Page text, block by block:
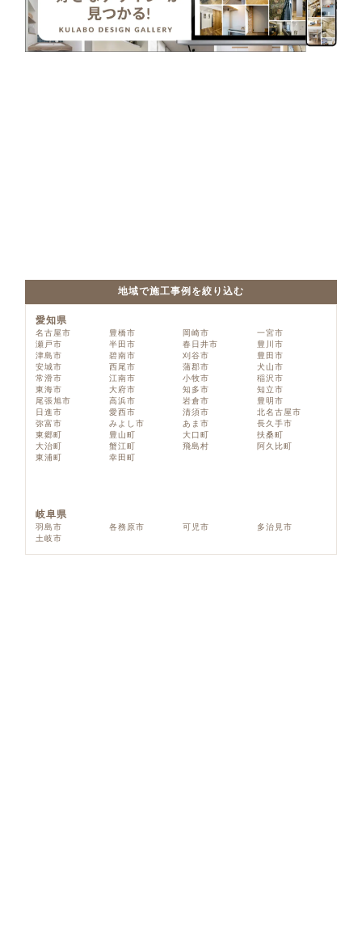
地域で施工事例を絞り込む
愛知県
名古屋市 豊橋市 岡崎市
一宮市
瀬戸市
半田市 春日井市
豊川市
津島市
碧南市 刈谷市
豊田市
安城市
西尾市 蒲郡市
犬山市
常滑市
江南市 小牧市
稲沢市
東海市
大府市 知多市
知立市
尾張旭市
高浜市 岩倉市
豊明市
日進市
愛西市 清須市
北名古屋市
弥富市
みよし市 あま市
長久手市
東郷町
豊山町 大口町
扶桑町
大治町
蟹江町 飛島村
阿久比町
東浦町
幸田町
岐阜県
羽島市 各務原市 可児市
多治見市
土岐市